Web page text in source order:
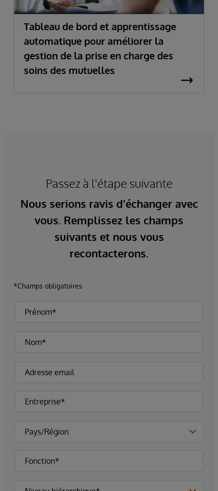
Tableau de bord et apprentissage
automatique pour améliorer la
gestion de la prise en charge des
soins des mutuelles
Passez à l'étape suivante
Nous serions ravis d'échanger avec
vous. Remplissez les champs
suivants et nous vous
recontacterons.
*Champs obligatoires